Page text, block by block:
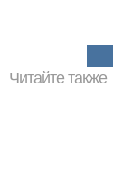
Читайте также